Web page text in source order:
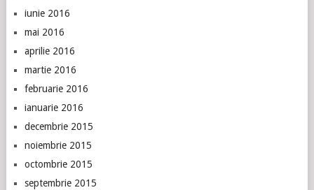
iunie 2016
mai 2016
aprilie 2016
martie 2016
februarie 2016
ianuarie 2016
decembrie 2015
noiembrie 2015
octombrie 2015
septembrie 2015